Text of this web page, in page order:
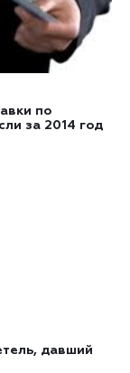
по
за 2014 год
давший